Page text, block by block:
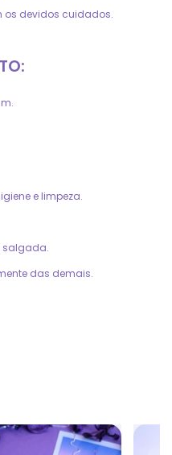
os devidos cuidados.
e limpeza.
salgada.
das demais.